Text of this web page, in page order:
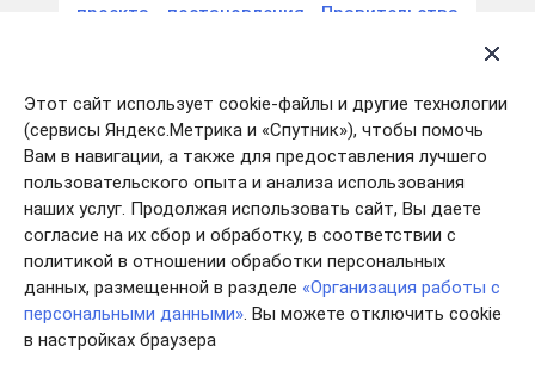
Этот сайт использует cookie-файлы и другие технологии
(сервисы Яндекс.Метрика и «Спутник»), чтобы помочь
Вам в навигации, а также для предоставления лучшего
пользовательского опыта и анализа использования
наших услуг. Продолжая использовать сайт, Вы даете
согласие на их сбор и обработку, в соответствии с
политикой в отношении обработки персональных
данных, размещенной в разделе «Организация работы с
персональными данными». Вы можете отключить cookie
в настройках браузера
проекта постановления Правительства
Правительства Ивановской области от
07.04.2022 № 150-п «Об утверждении
Порядка предоставления грантов
«Агротуризм» сельскохозяйственным
товаропроизводителям (за исключением
личных подсобных хозяйств) на
реализацию проектов развития сельского
туризма» от 19.05.2022 № 11
20.05.2022